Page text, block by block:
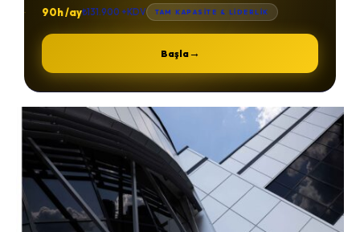
90h /ay₺131.900 +KDV TAM KAPASİTE & LİDERLİK
Başla→